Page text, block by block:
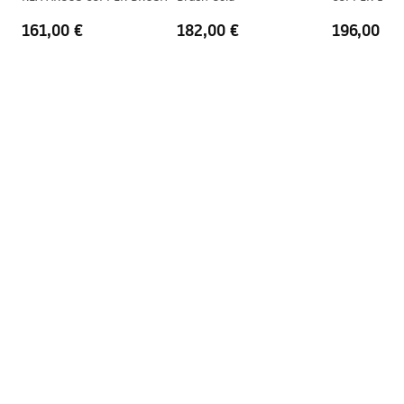
Poťah Easy Clean
Nie
161,00 € 182,00 € 196,00 €